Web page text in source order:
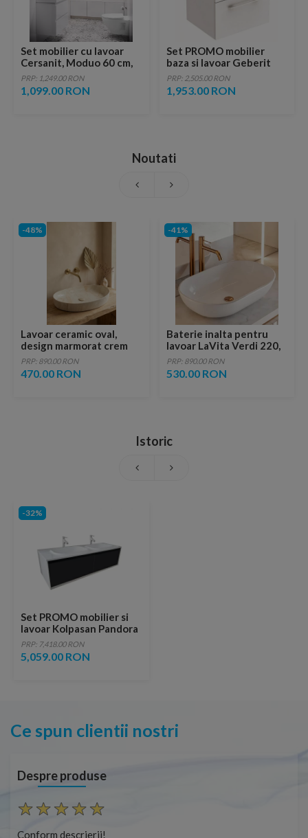
Set mobilier cu lavoar
Cersanit, Moduo 60 cm,
alb
PRP: 1,249.00 RON
1,099.00 RON
Set PROMO mobilier
baza si lavoar Geberit
Selnova Square
58,8x48xH63,5 cm alb
lucios
PRP: 2,505.00 RON
1,953.00 RON
Noutati
-48%
Lavoar ceramic oval,
design marmorat crem
lucios cu vene aurii,
ventil inclus
PRP: 890.00 RON
470.00 RON
-41%
Baterie inalta pentru
lavoar LaVita Verdi 220,
fara ventil, brushed
copper
PRP: 890.00 RON
530.00 RON
Istoric
-32%
Set PROMO mobilier si
lavoar Kolpasan Pandora
negru 150 cm
PRP: 7,418.00 RON
5,059.00 RON
Ce spun clientii nostri
Despre produse
Conform descrierii!